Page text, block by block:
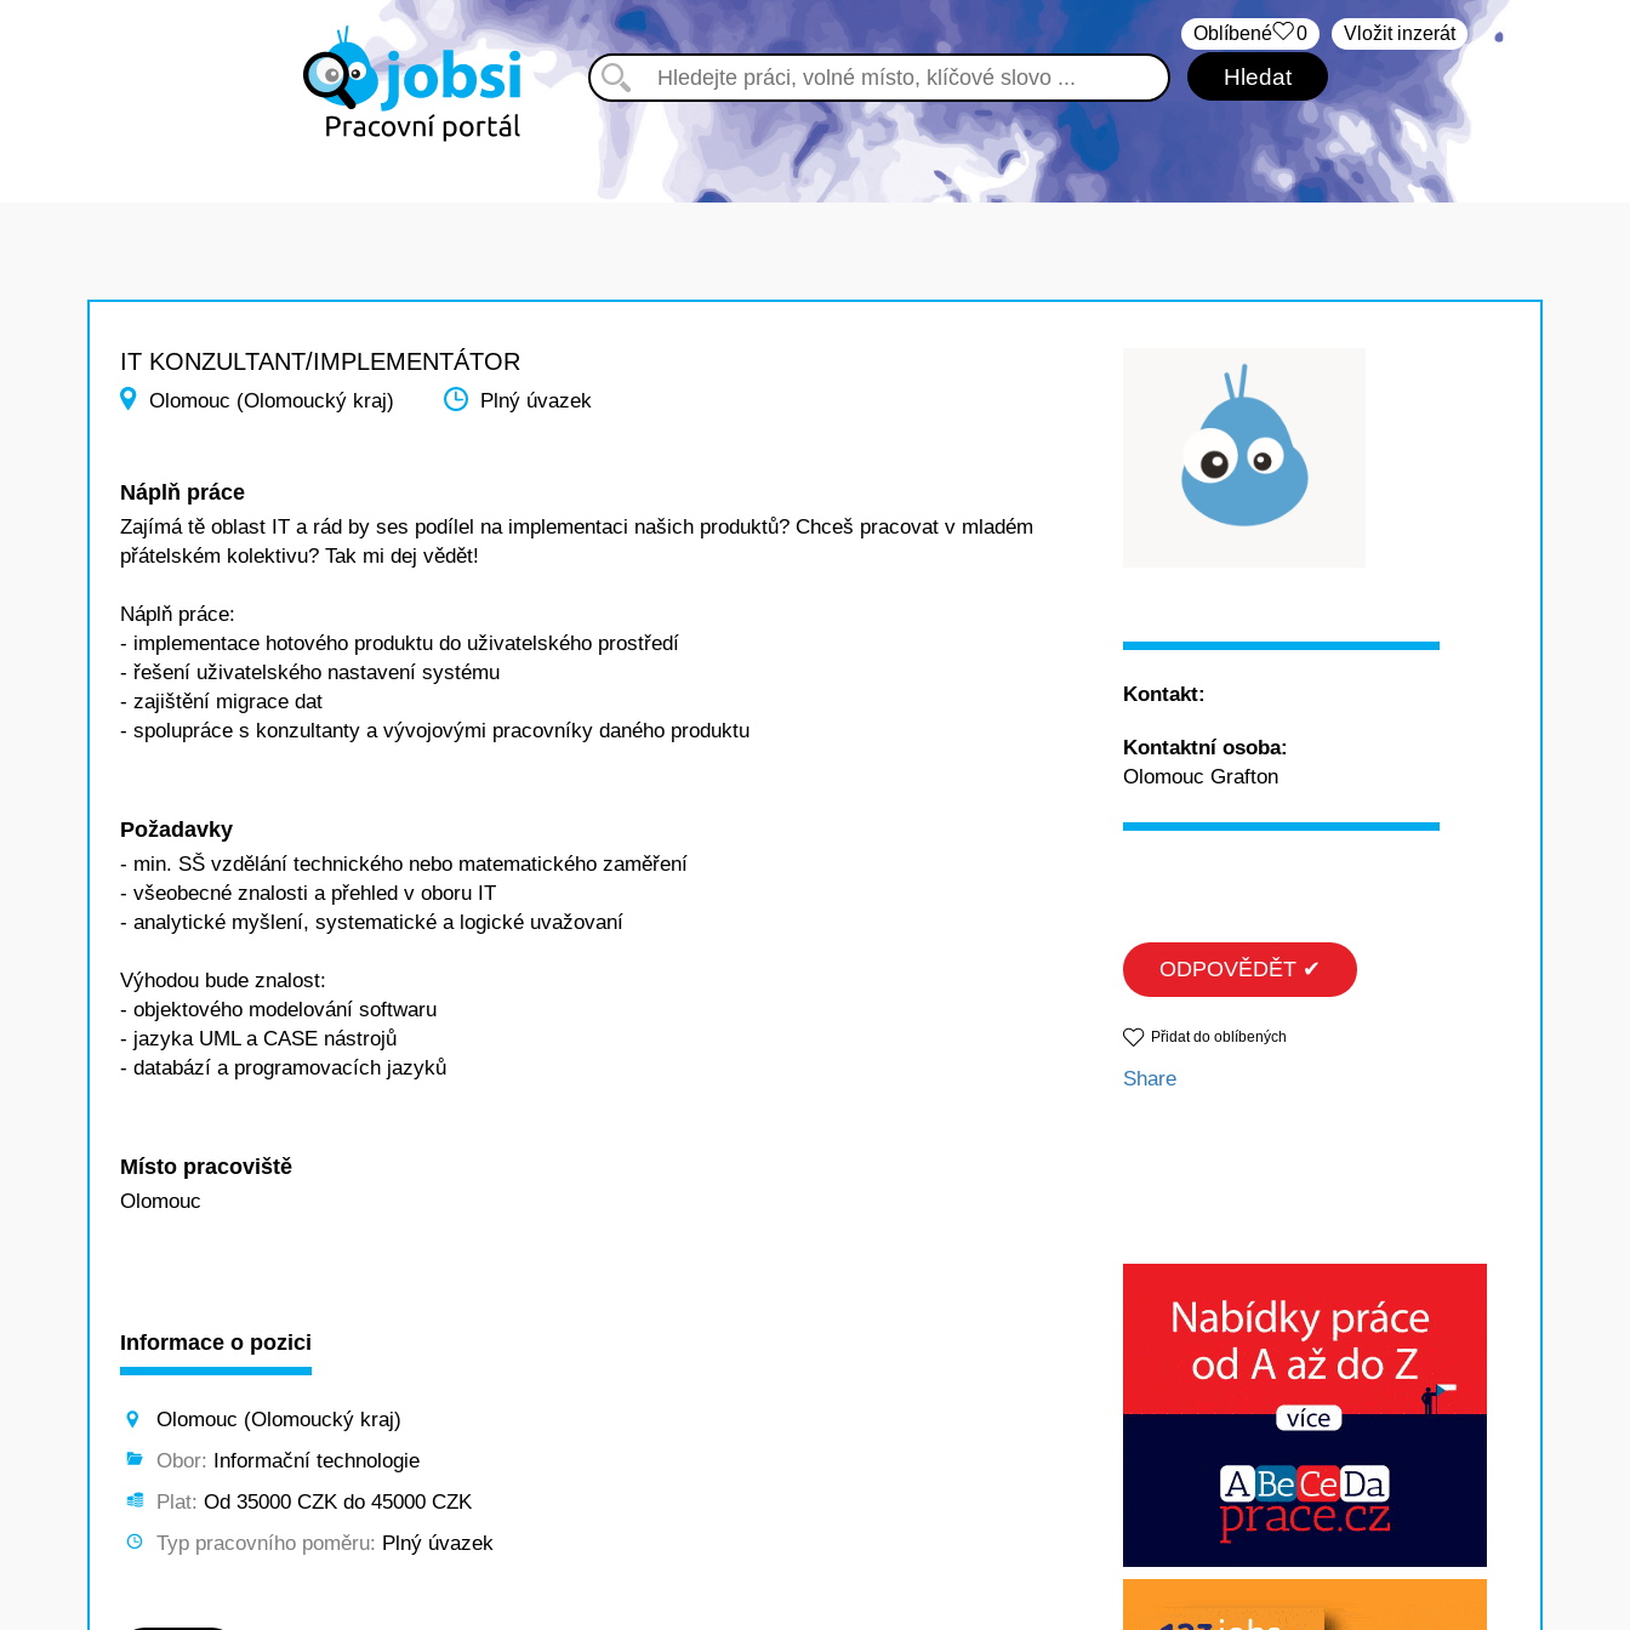
Vložit inzerát
Oblíbené 0
IT KONZULTANT/IMPLEMENTÁTOR
Olomouc (Olomoucký kraj) Plný úvazek
Náplň práce
Zajímá tě oblast IT a rád by ses podílel na implementaci našich produktů? Chceš pracovat v mladém
přátelském kolektivu? Tak mi dej vědět!
Náplň práce:
- implementace hotového produktu do uživatelského prostředí
- řešení uživatelského nastavení systému
- zajištění migrace dat
- spolupráce s konzultanty a vývojovými pracovníky daného produktu
Požadavky
- min. SŠ vzdělání technického nebo matematického zaměření
- všeobecné znalosti a přehled v oboru IT
- analytické myšlení, systematické a logické uvažovaní
Výhodou bude znalost:
- objektového modelování softwaru
- jazyka UML a CASE nástrojů
- databází a programovacích jazyků
Místo pracoviště
Olomouc
Informace o pozici
Olomouc (Olomoucký kraj)
Obor: Informační technologie
Plat: Od 35000 CZK do 45000 CZK
Typ pracovního poměru: Plný úvazek
Kontakt:
Kontaktní osoba:
Olomouc Grafton
ODPOVĚDĚT ✔
Přidat do oblíbených
Share